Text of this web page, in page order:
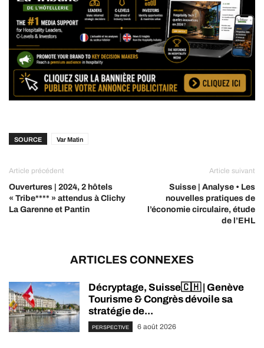
SOURCE Var Matin
Article précédent
Ouvertures | 2024, 2 hôtels
« Tribe**** » attendus à Clichy
La Garenne et Pantin
Article suivant
Suisse | Analyse • Les
nouvelles pratiques de
l’économie circulaire, étude
de l’EHL
ARTICLES CONNEXES
Décryptage, Suisse🇨🇭 | Genève
Tourisme & Congrès dévoile sa
stratégie de...
PERSPECTIVE 6 août 2026